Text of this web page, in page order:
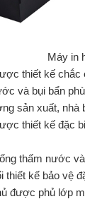
đơn
thiết kế chắc
và bụi bẩn
sản xuất, nhà
thiết kế đặc
thấm nước
thiết kế bảo vệ
được phủ lớp